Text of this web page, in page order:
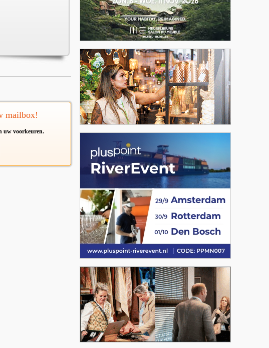
mailbox!
uw voorkeuren.